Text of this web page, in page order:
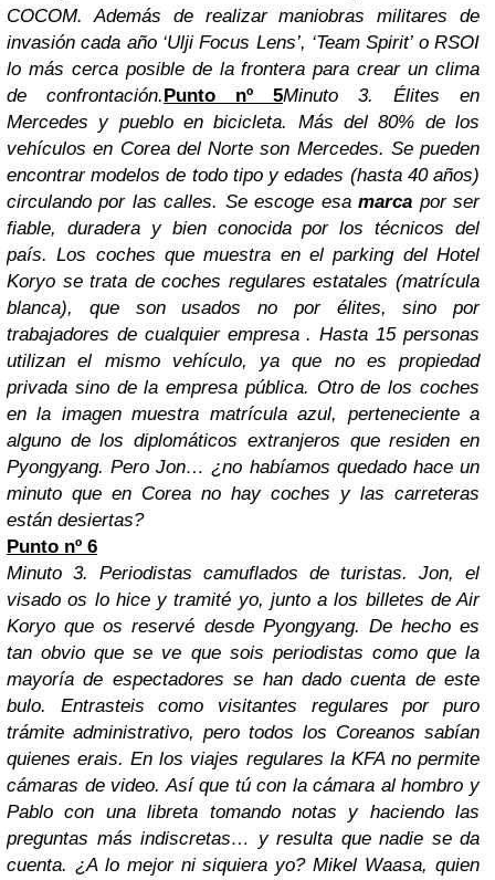
COCOM. Además de realizar maniobras militares de
invasión cada año ‘Ulji Focus Lens’, ‘Team Spirit’ o RSOI
lo más cerca posible de la frontera para crear un clima
de confrontación.Punto nº 5Minuto 3. Élites en
Mercedes y pueblo en bicicleta. Más del 80% de los
vehículos en Corea del Norte son Mercedes. Se pueden
encontrar modelos de todo tipo y edades (hasta 40 años)
circulando por las calles. Se escoge esamarca por ser
fiable, duradera y bien conocida por los técnicos del
país. Los coches que muestra en el parking del Hotel
Koryo se trata de coches regulares estatales (matrícula
blanca), que son usados no por élites, sino por
trabajadores de cualquier empresa . Hasta 15 personas
utilizan el mismo vehículo, ya que no es propiedad
privada sino de la empresa pública. Otro de los coches
en la imagen muestra matrícula azul, perteneciente a
alguno de los diplomáticos extranjeros que residen en
Pyongyang.Pero Jon… ¿no habíamos quedado hace un
minuto que en Corea no hay coches y las carreteras
están desiertas?
Punto nº 6
Minuto 3. Periodistas camuflados de turistas.
Jon, el
visado os lo hice y tramité yo, junto a los billetes de Air
Koryo que os reservé desde Pyongyang. De hecho es
tan obvio que se ve que sois periodistas como que la
mayoría de espectadores se han dado cuenta de este
bulo. Entrasteis como visitantes regulares por puro
trámite administrativo, pero todos los Coreanos sabían
quienes erais. En los viajes regulares la KFA no permite
cámaras de video. Así que tú con la cámara al hombro y
Pablo con una libreta tomando notas y haciendo las
preguntas más indiscretas… y resulta que nadie se da
cuenta. ¿A lo mejor ni siquiera yo?Mikel Waasa, quien